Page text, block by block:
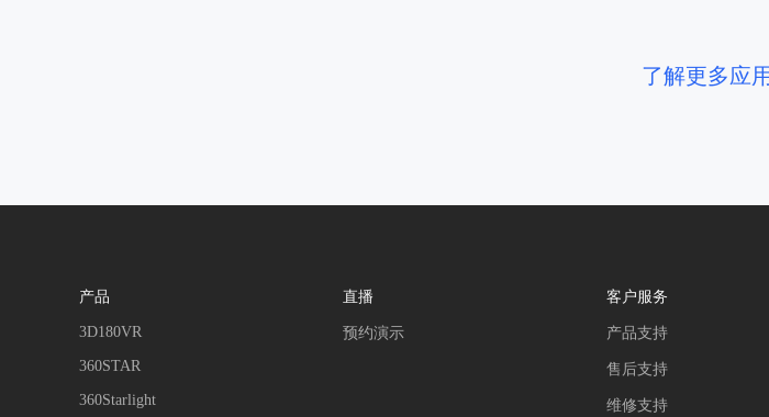
了解更多应
产品
3D180VR
360STAR
360Starlight
直播
预约演示
客户服务
产品支持
售后支持
维修支持